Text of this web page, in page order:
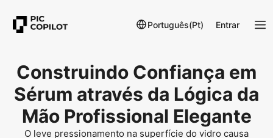
Português(Pt) Entrar
Construindo Confiança em
Sérum através da Lógica da
Mão Profissional Elegante
O leve pressionamento na superfície do vidro causa